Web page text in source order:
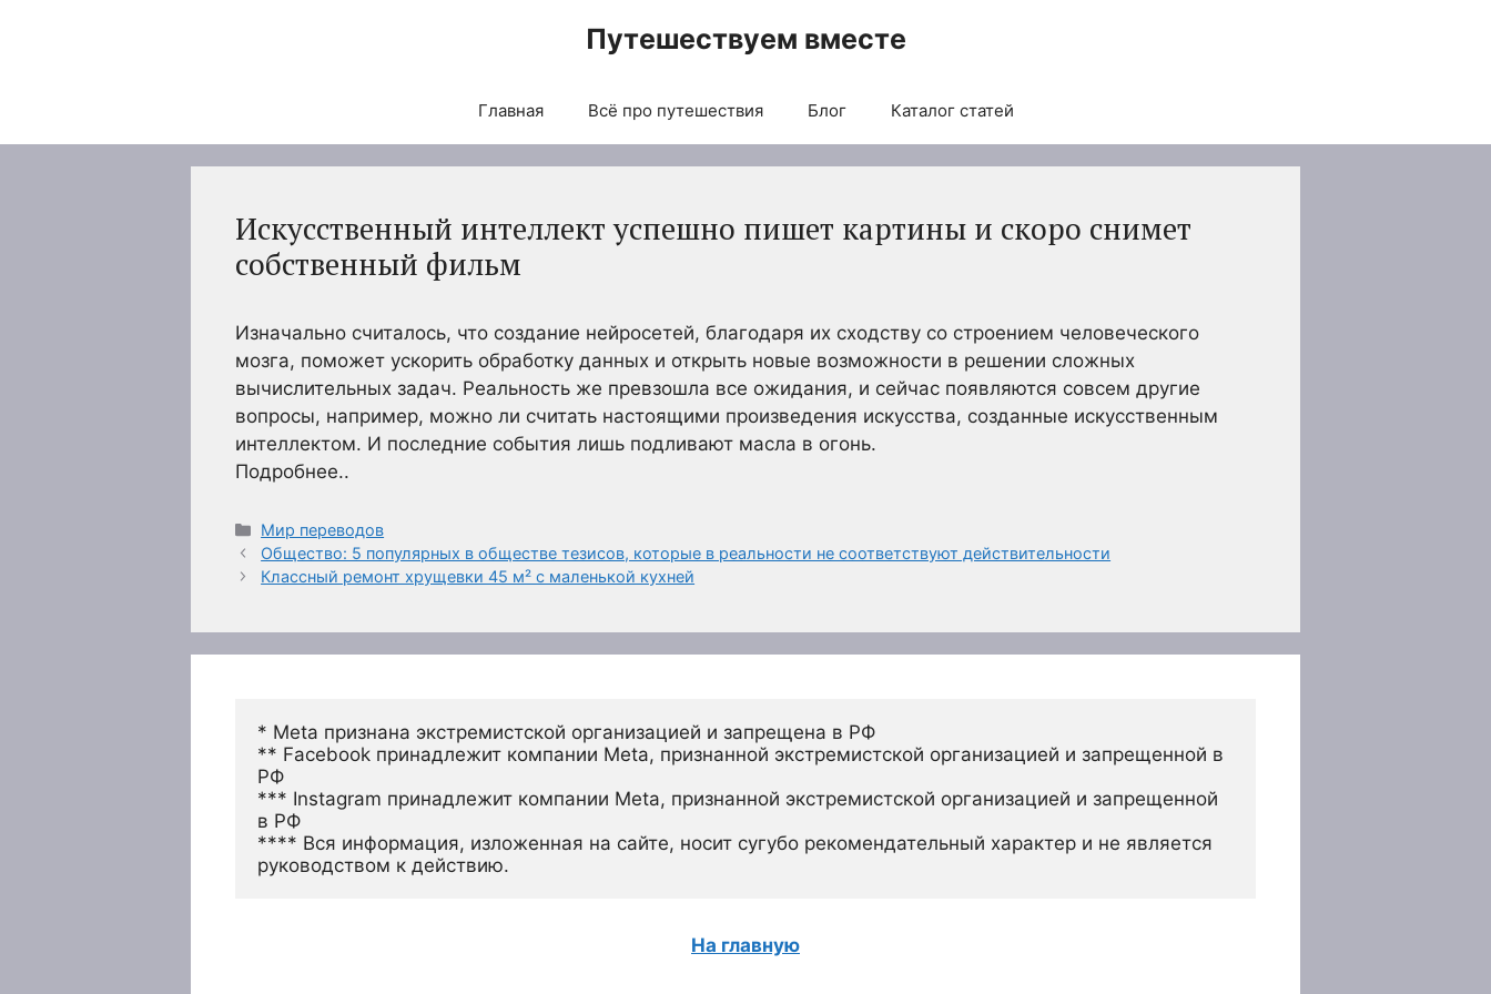
Путешествуем вместе
Главная Всё про путешествия Блог Каталог статей
Искусственный интеллект успешно пишет картины и скоро снимет
собственный фильм
Изначально считалось, что создание нейросетей, благодаря их сходству со строением человеческого
мозга, поможет ускорить обработку данных и открыть новые возможности в решении сложных
вычислительных задач. Реальность же превзошла все ожидания, и сейчас появляются совсем другие
вопросы, например, можно ли считать настоящими произведения искусства, созданные искусственным
интеллектом. И последние события лишь подливают масла в огонь.
Подробнее..
Рубрики
Мир переводов
Общество: 5 популярных в обществе тезисов, которые в реальности не соответствуют действительности
Классный ремонт хрущевки 45 м² с маленькой кухней
* Meta признана экстремистской организацией и запрещена в РФ
** Facebook принадлежит компании Meta, признанной экстремистской организацией и запрещенной в
РФ
*** Instagram принадлежит компании Meta, признанной экстремистской организацией и запрещенной
в РФ
**** Вся информация, изложенная на сайте, носит сугубо рекомендательный характер и не является
руководством к действию.
На главную